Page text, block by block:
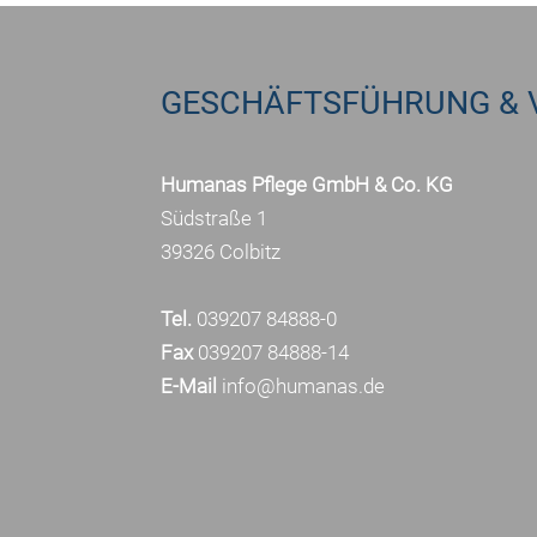
GESCHÄFTSFÜHRUNG &
Humanas Pflege GmbH & Co. KG
Südstraße 1
39326 Colbitz
Tel. 039207 84888-0
Fax039207 84888-14
E-Mail info@humanas.de